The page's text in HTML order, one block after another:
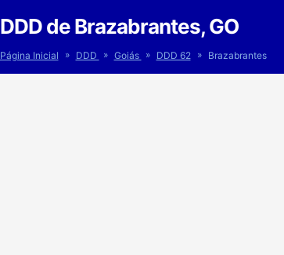
DDD de Brazabrantes, GO
Página Inicial » DDD » Goiás » DDD 62 » Brazabrantes